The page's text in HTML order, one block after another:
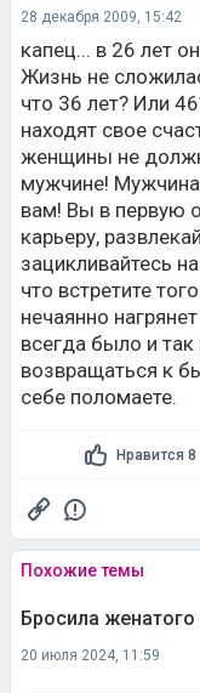
28 декабря 2009, 15:42
капец... в 26 лет
Жизнь не
что 36 лет? Или
находят свое
женщины не
мужчине!
вам! Вы в первую
карьеру,
зацикливайтесь
что встретите
нечаянно
всегда было и
возвращаться к
себе поломаете.
Нравится 8
Похожие темы
Бросила
20 июля 2024, 11:59